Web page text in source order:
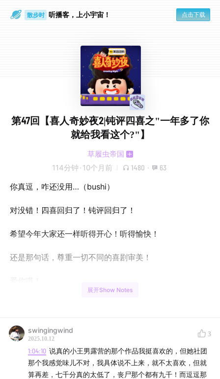
散步时 听播客，上小宇宙！ 点击下载
第47回【喜人奇妙夜2|钝评四喜之"一年多了你
就给我看这个?"】
草履虫帝国
114分钟 · 10个月前 1480 · 63
你真逗，咋还没用…（bushi）
对没错！四喜回归了！钝评回归了！
希望今年大家还一样听得开心！听得愉快！
还是那句话，尊重一切不同的喜剧审美！
爱你哦！
在录制过后，剪辑过程中发现88的麦出现了一些问题，导
致了听感上有些炸麦的情况，但是我们现有的技术很难完
全拯救，因此造成的体验感上的下降我们深感抱歉，并会
努力在下期录制前解决所有问题，谢谢大家！
展开Show Notes
swingingwind
2025.10.12
3
1:04:10 说真的小王男露营的那个作品我挺喜欢的，但她社团
那个我感觉味儿不对，我具体说不上来，就不太喜欢，但就
算再差，七千分真的太低了，丧尸那个都有九千！而逗逗那